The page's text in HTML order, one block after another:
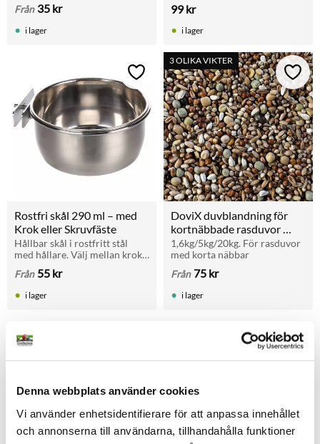
Denna webbplats använder cookies
Vi använder enhetsidentifierare för att anpassa innehållet
och annonserna till användarna, tillhandahålla funktioner
rasduvor och andra fåglar.
Från 35 kr
i lager
99kr
i lager
Rostfri skål 290 ml – med
Krok eller Skruvfäste
Hållbar skål i rostfritt stål
med hållare. Välj mellan krok
Hygienisk, vattentålig och tål
Från 55 kr
Lägg till i favoriter
i lager
DoviX duvblandning för
kortnäbbade rasduvor
(1,6–20 kg)
1,6kg/5kg/20kg. För rasduvor
med korta näbbar
Från 75 kr
3 OLIKA VIKTER
Lägg
i lager